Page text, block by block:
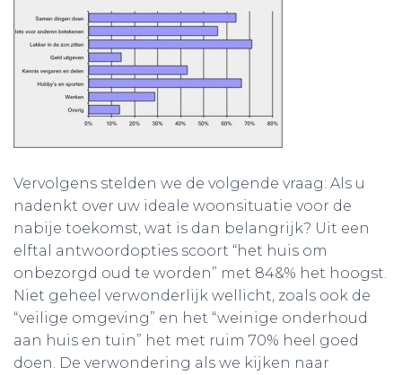
Vervolgens stelden we de volgende vraag: Als u
nadenkt over uw ideale woonsituatie voor de
nabije toekomst, wat is dan belangrijk? Uit een
elftal antwoordopties scoort “het huis om
onbezorgd oud te worden” met 84&% het hoogst.
Niet geheel verwonderlijk wellicht, zoals ook de
“veilige omgeving” en het “weinige onderhoud
aan huis en tuin” het met ruim 70% heel goed
doen. De verwondering als we kijken naar